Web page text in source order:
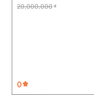
20,000,000 đ
0